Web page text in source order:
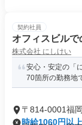
契約社員
オフィスビルで
株式会社 にしけい
安心・安定の「
70箇所の勤務地
〒814-0001福
時給1060円以上